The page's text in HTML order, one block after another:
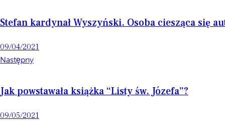
Stefan kardynał Wyszyński. Osoba ciesząca się
09/04/2021
Następny
Jak powstawała książka “Listy św. Józefa”?
09/05/2021